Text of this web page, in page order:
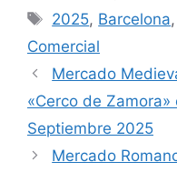
Etiquetas
2025, Barcelona,
Comercial
Mercado
«Cerco de
Septiembre 2025
Mercado